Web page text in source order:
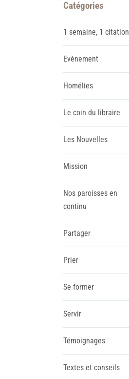
Catégories
1 semaine, 1 citation
Evènement
Homélies
Le coin du libraire
Les Nouvelles
Mission
Nos paroisses en
continu
Partager
Prier
Se former
Servir
Témoignages
Textes et conseils